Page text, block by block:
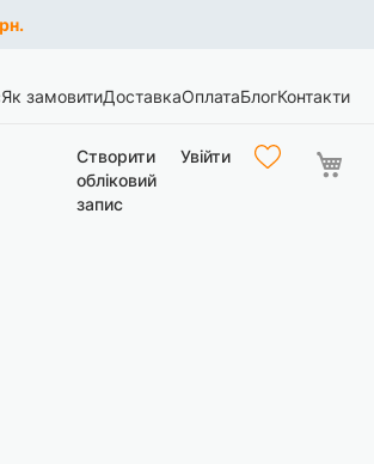
Як замовитиДоставкаОплатаБлогКонтакти
Створити
обліковий
запис
Увійти